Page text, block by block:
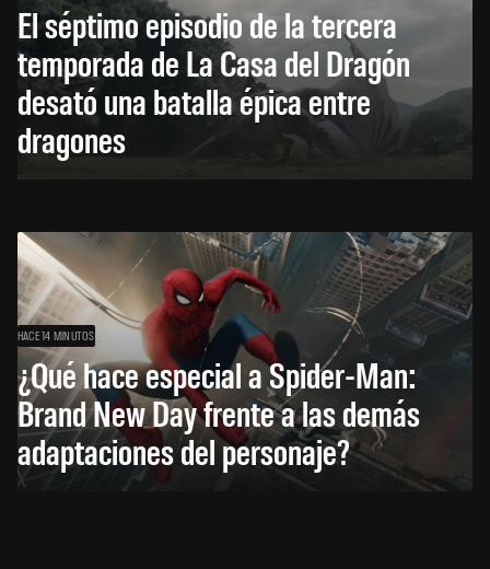
El séptimo episodio de la tercera
temporada de La Casa del Dragón
desató una batalla épica entre
dragones
HACE 14 MINUTOS
¿Qué hace especial a Spider-Man:
Brand New Day frente a las demás
adaptaciones del personaje?